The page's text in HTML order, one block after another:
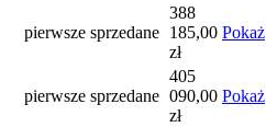
pierwsze sprzedane
388
185,00
zł
Pokaż
pierwsze sprzedane
405
090,00
zł
Pokaż